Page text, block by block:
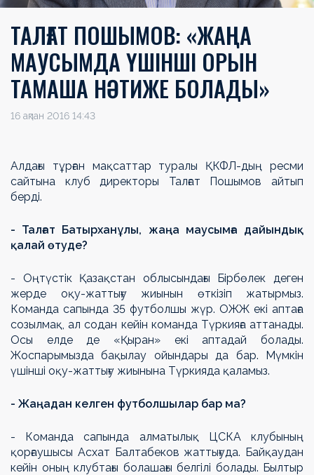
ТАЛҒАТ ПОШЫМОВ: «ЖАҢА
МАУСЫМДА ҮШІНШІ ОРЫН
ТАМАША НӘТИЖЕ БОЛАДЫ»
16 ақпан 2016 14:43
Алдағы тұрған мақсаттар туралы ҚКФЛ-дың ресми
сайтына клуб директоры Талғат Пошымов айтып
берді.
- Талғат Батырханұлы, жаңа маусымға дайындық
қалай өтуде?
- Оңтүстік Қазақстан облысындағы Бірбөлек деген
жерде оқу-жаттығу жиынын өткізіп жатырмыз.
Команда сапында 35 футболшы жүр. ОЖЖ екі аптаға
созылмақ, ал содан кейін команда Түркияға аттанады.
Осы елде де «Қыран» екі аптадай болады.
Жоспарымызда бақылау ойындары да бар. Мүмкін
үшінші оқу-жаттығу жиынына Түркияда қаламыз.
- Жаңадан келген футболшылар бар ма?
- Команда сапында алматылық ЦСКА клубының
қорғаушысы Асхат Балтабеков жаттығуда. Байқаудан
кейін оның клубтағы болашағы белгілі болады. Былтыр